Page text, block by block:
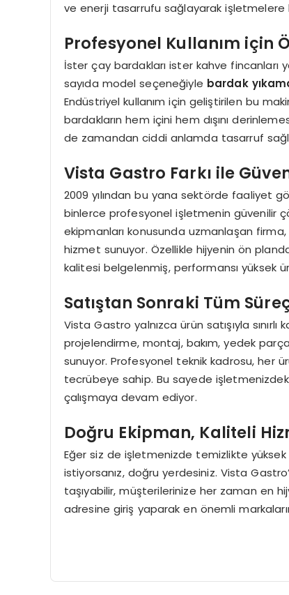
ve enerji tasarrufu sağlayarak
Profesyonel Kullanım için
İster çay bardakları ister kahve fincanları
sayıda model seçeneğiyle bardak
Endüstriyel kullanım için geliştirilen bu
bardakların hem içini hem dışını
de zamandan ciddi anlamda tasarruf
Vista Gastro Farkı ile
2009 yılından bu yana sektörde faaliyet
binlerce profesyonel işletmenin güvenilir
ekipmanları konusunda uzmanlaşan firma,
hizmet sunuyor. Özellikle hijyenin ön
kalitesi belgelenmiş, performansı yüksek
Satıştan Sonraki Tüm
Vista Gastro yalnızca ürün satışıyla
projelendirme, montaj, bakım, yedek
sunuyor. Profesyonel teknik kadrosu, her
tecrübeye sahip. Bu sayede
çalışmaya devam ediyor.
Doğru Ekipman, Kaliteli
Eğer siz de işletmenizde temizlikte
istiyorsanız, doğru yerdesiniz. Vista
taşıyabilir, müşterilerinize her zaman en
adresine giriş yaparak en önemli